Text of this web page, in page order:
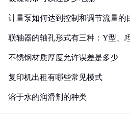
计量泵如何达到控制和调节流量的
联轴器的轴孔形式有三种：Y型、J
不锈钢材质厚度允许误差是多少
复印机出租有哪些常见模式
溶于水的润滑剂的种类